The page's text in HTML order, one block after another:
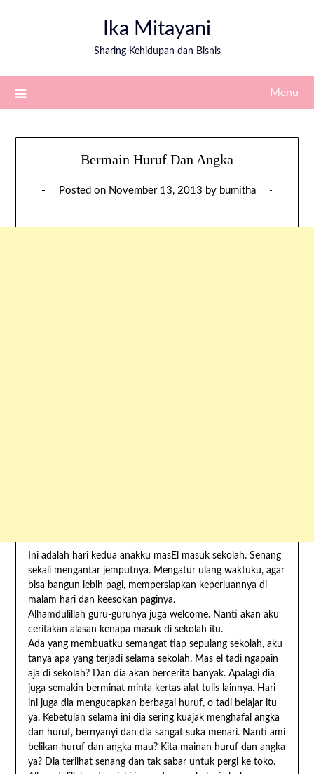
Ika Mitayani
Sharing Kehidupan dan Bisnis
Menu
Bermain Huruf Dan Angka
Posted on November 13, 2013 by bumitha
Ini adalah hari kedua anakku masEl masuk sekolah. Senang
sekali mengantar jemputnya. Mengatur ulang waktuku, agar
bisa bangun lebih pagi, mempersiapkan keperluannya di
malam hari dan keesokan paginya.
Alhamdulillah guru-gurunya juga welcome. Nanti akan aku
ceritakan alasan kenapa masuk di sekolah itu.
Ada yang membuatku semangat tiap sepulang sekolah, aku
tanya apa yang terjadi selama sekolah. Mas el tadi ngapain
aja di sekolah? Dan dia akan bercerita banyak. Apalagi dia
juga semakin berminat minta kertas alat tulis lainnya. Hari
ini juga dia mengucapkan berbagai huruf, o tadi belajar itu
ya. Kebetulan selama ini dia sering kuajak menghafal angka
dan huruf, bernyanyi dan dia sangat suka menari. Nanti ami
belikan huruf dan angka mau? Kita mainan huruf dan angka
ya? Dia terlihat senang dan tak sabar untuk pergi ke toko.